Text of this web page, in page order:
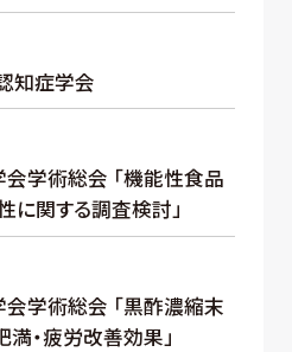
知症学会
学術総会 「機能性食品
関する調査検討」
学術総会 「黒酢濃縮末
・疲労改善効果」